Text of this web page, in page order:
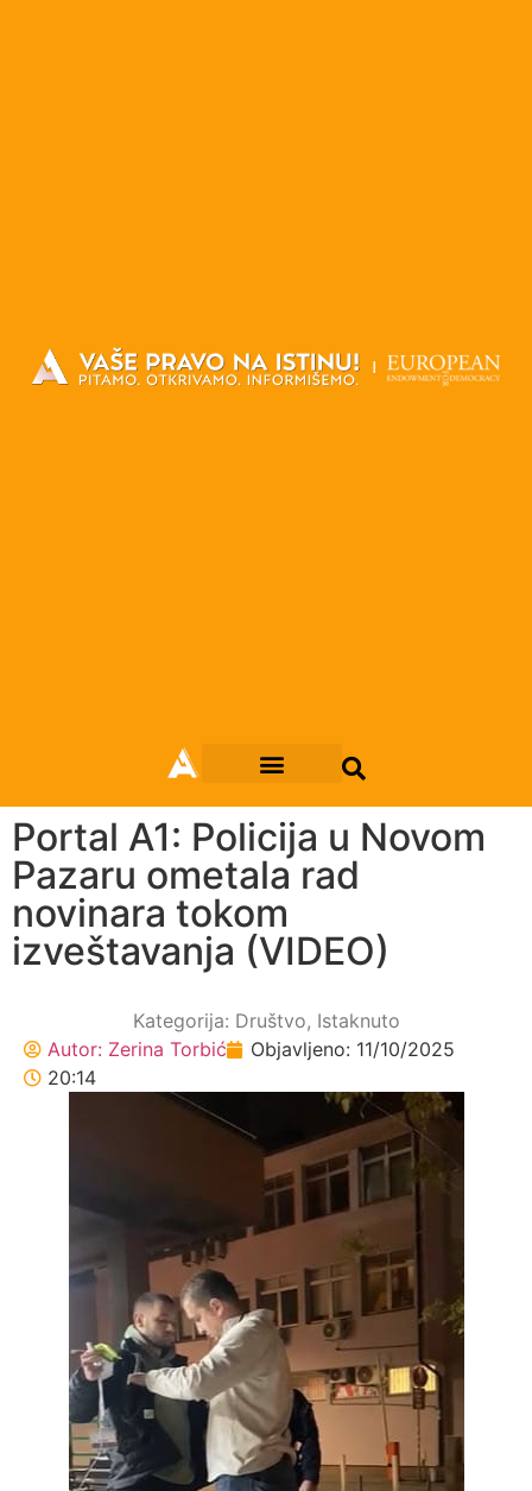
Portal A1: Policija u Novom
Pazaru ometala rad
novinara tokom
izveštavanja (VIDEO)
Kategorija: Društvo, Istaknuto
Autor: Zerina Torbić Objavljeno: 11/10/2025
20:14